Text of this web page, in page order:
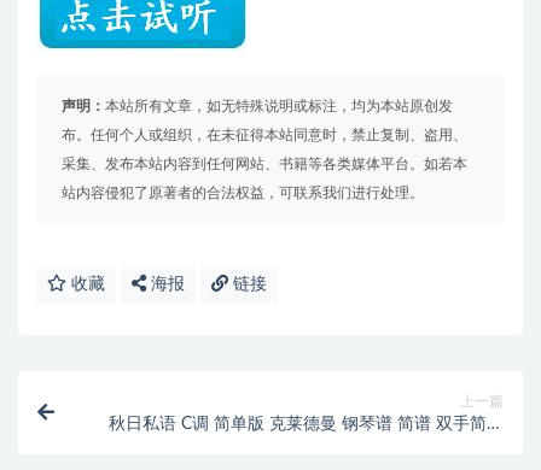
声明： 本站所有文章，如无特殊说明或标注，均为本站原创发
布。任何个人或组织，在未征得本站同意时，禁止复制、盗用、
采集、发布本站内容到任何网站、书籍等各类媒体平台。如若本
站内容侵犯了原著者的合法权益，可联系我们进行处理。
收藏 海报 链接
上一篇
秋日私语 C调 简单版 克莱德曼 钢琴谱 简谱 双手简谱